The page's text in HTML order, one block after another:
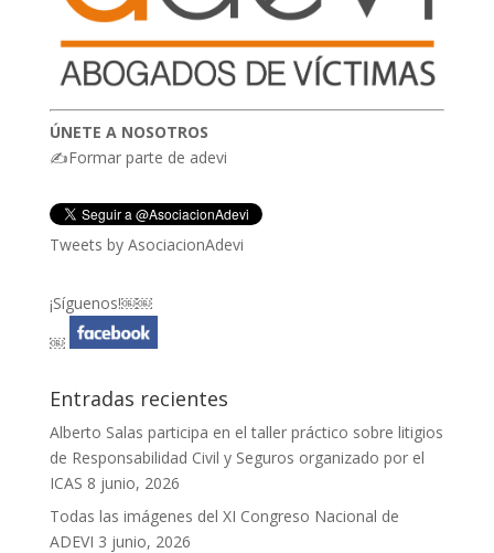
ÚNETE A NOSOTROS
✍Formar parte de adevi
Tweets by AsociacionAdevi
¡Síguenos!￼￼
￼
Entradas recientes
Alberto Salas participa en el taller práctico sobre litigios
de Responsabilidad Civil y Seguros organizado por el
ICAS 8 junio, 2026
Todas las imágenes del XI Congreso Nacional de
ADEVI 3 junio, 2026